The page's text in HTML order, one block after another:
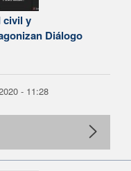
civil y
Diálogo
- 11:28